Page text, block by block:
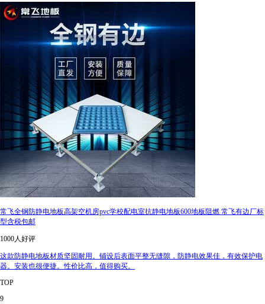
常飞全钢防静电地板高架空机房pvc学校配电室抗静电地板600地板阻燃 常飞有边厂标
型含税包邮
1000人好评
这款防静电地板材质坚固耐用。铺设后表面平整无缝隙，防静电效果佳，有效保护电
器。安装也很便捷。性价比高，值得购买。
TOP
9